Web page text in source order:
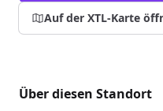
Auf der XTL-Karte
Über diesen Standort